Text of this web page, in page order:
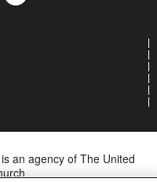
an agency of The United